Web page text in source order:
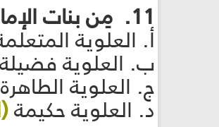
11. مِن بنات الإمام الجواد عليه السلام تميزت بالفضائل، مَن هي؟
أ. العلوية
ب. العلوية فضيلة
ج. العلوية الطاهرة
د. العلوية حكيمة